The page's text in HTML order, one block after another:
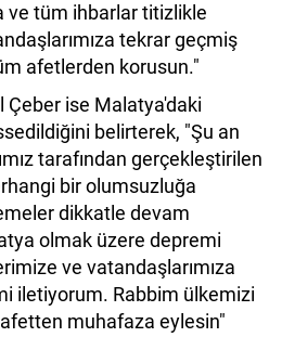
ve tüm ihbarlar titizlikle
tekrar geçmiş
afetlerden korusun."
Çeber ise Malatya'daki
belirterek, "Şu an
tarafından gerçekleştirilen
bir olumsuzluğa
dikkatle devam
olmak üzere depremi
ve vatandaşlarımıza
iletiyorum. Rabbim ülkemizi
muhafaza eylesin"